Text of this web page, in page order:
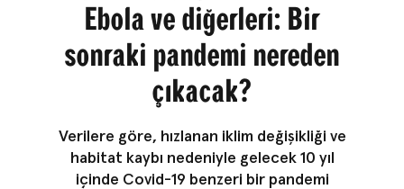
Ebola ve diğerleri: Bir
sonraki pandemi nereden
çıkacak?
Verilere göre, hızlanan iklim değişikliği ve
habitat kaybı nedeniyle gelecek 10 yıl
içinde Covid-19 benzeri bir pandemi